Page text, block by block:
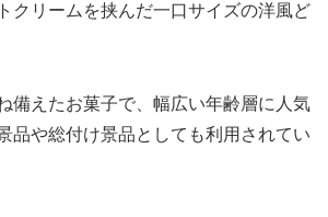
クリームを挟んだ一口サイズの洋風ど
備えたお菓子で、幅広い年齢層に人気
品や総付け景品としても利用されてい